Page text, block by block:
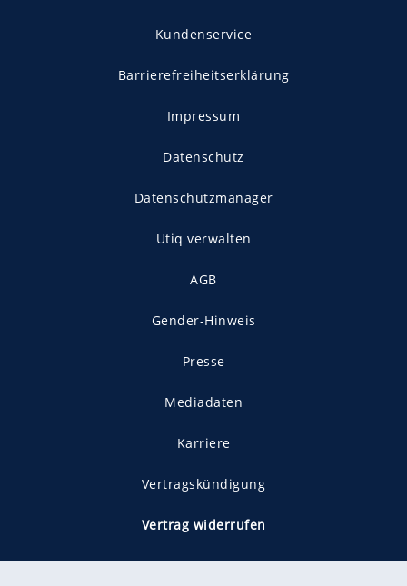
Kundenservice
Barrierefreiheitserklärung
Impressum
Datenschutz
Datenschutzmanager
Utiq verwalten
AGB
Gender-Hinweis
Presse
Mediadaten
Karriere
Vertragskündigung
Vertrag widerrufen